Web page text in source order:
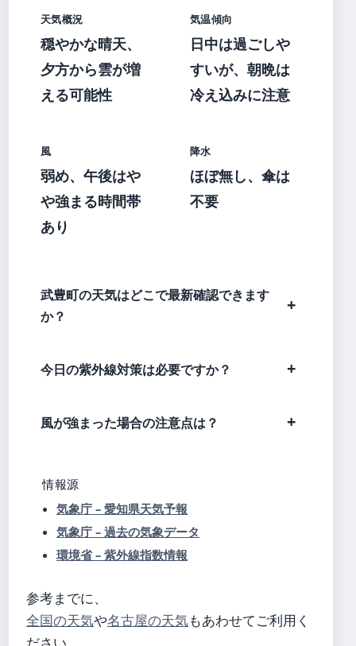
天気概況
穏やかな晴天、
夕方から雲が増
える可能性
気温傾向
日中は過ごしや
すいが、朝晩は
冷え込みに注意
風
弱め、午後はや
や強まる時間帯
あり
降水
ほぼ無し、傘は
不要
武豊町の天気はどこで最新確認できます
か？
今日の紫外線対策は必要ですか？
風が強まった場合の注意点は？
情報源
気象庁 – 愛知県天気予報
気象庁 – 過去の気象データ
環境省 – 紫外線指数情報
参考までに、
全国の天気や名古屋の天気もあわせてご利用く
ださい。